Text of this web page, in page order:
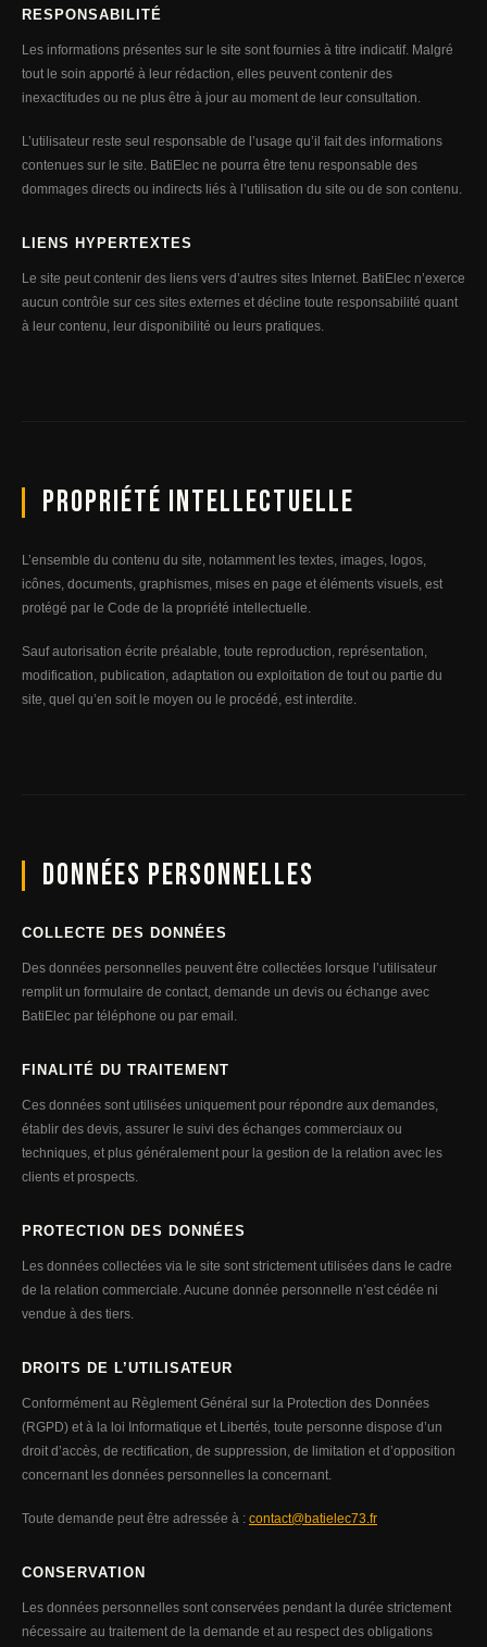
RESPONSABILITÉ
Les informations présentes sur le site sont fournies à titre indicatif. Malgré
tout le soin apporté à leur rédaction, elles peuvent contenir des
inexactitudes ou ne plus être à jour au moment de leur consultation.
L’utilisateur reste seul responsable de l’usage qu’il fait des informations
contenues sur le site. BatiElec ne pourra être tenu responsable des
dommages directs ou indirects liés à l’utilisation du site ou de son contenu.
LIENS HYPERTEXTES
Le site peut contenir des liens vers d’autres sites Internet. BatiElec n’exerce
aucun contrôle sur ces sites externes et décline toute responsabilité quant
à leur contenu, leur disponibilité ou leurs pratiques.
Propriété intellectuelle
L’ensemble du contenu du site, notamment les textes, images, logos,
icônes, documents, graphismes, mises en page et éléments visuels, est
protégé par le Code de la propriété intellectuelle.
Sauf autorisation écrite préalable, toute reproduction, représentation,
modification, publication, adaptation ou exploitation de tout ou partie du
site, quel qu’en soit le moyen ou le procédé, est interdite.
Données personnelles
COLLECTE DES DONNÉES
Des données personnelles peuvent être collectées lorsque l’utilisateur
remplit un formulaire de contact, demande un devis ou échange avec
BatiElec par téléphone ou par email.
FINALITÉ DU TRAITEMENT
Ces données sont utilisées uniquement pour répondre aux demandes,
établir des devis, assurer le suivi des échanges commerciaux ou
techniques, et plus généralement pour la gestion de la relation avec les
clients et prospects.
PROTECTION DES DONNÉES
Les données collectées via le site sont strictement utilisées dans le cadre
de la relation commerciale. Aucune donnée personnelle n’est cédée ni
vendue à des tiers.
DROITS DE L’UTILISATEUR
Conformément au Règlement Général sur la Protection des Données
(RGPD) et à la loi Informatique et Libertés, toute personne dispose d’un
droit d’accès, de rectification, de suppression, de limitation et d’opposition
concernant les données personnelles la concernant.
Toute demande peut être adressée à : contact@batielec73.fr
CONSERVATION
Les données personnelles sont conservées pendant la durée strictement
nécessaire au traitement de la demande et au respect des obligations